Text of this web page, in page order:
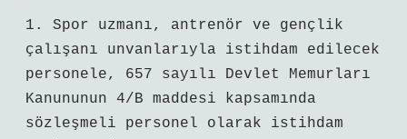
1. Spor uzmanı, antrenör ve gençlik
çalışanı unvanlarıyla istihdam edilecek
personele, 657 sayılı Devlet Memurları
Kanununun 4/B maddesi kapsamında
sözleşmeli personel olarak istihdam